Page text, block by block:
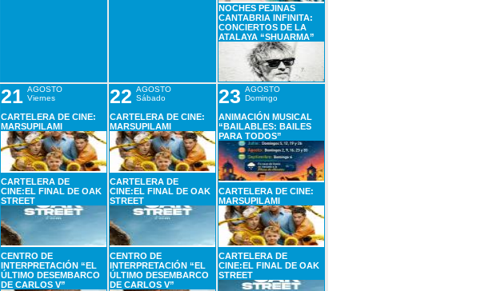
NOCHES PEJINAS
CANTABRIA INFINITA:
CONCIERTOS DE LA
ATALAYA “SHUARMA”
21 AGOSTO
Viernes
CARTELERA DE CINE:
MARSUPILAMI
CARTELERA DE
CINE:EL FINAL DE OAK
STREET
CENTRO DE
INTERPRETACIÓN “EL
ÚLTIMO DESEMBARCO
DE CARLOS V”
22 AGOSTO
Sábado
CARTELERA DE CINE:
MARSUPILAMI
CARTELERA DE
CINE:EL FINAL DE OAK
STREET
CENTRO DE
INTERPRETACIÓN “EL
ÚLTIMO DESEMBARCO
DE CARLOS V”
23 AGOSTO
Domingo
ANIMACIÓN MUSICAL
“BAILABLES: BAILES
PARA TODOS”
CARTELERA DE CINE:
MARSUPILAMI
CARTELERA DE
CINE:EL FINAL DE OAK
STREET